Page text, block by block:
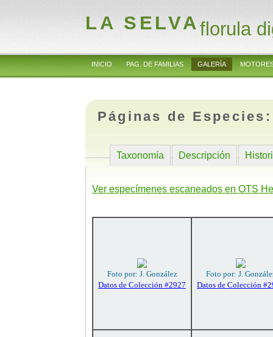
LA SELVAflorula
INICIO PAG. DE FAMILIAS GALERÍA
Páginas de
Taxonomía Descripción
Ver especímenes escaneados en OTS
Foto por: J. González
Datos de Colección #2927
Foto por: J.
Datos de Colección